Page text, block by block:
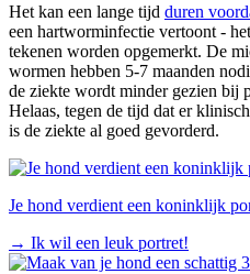
Het kan een lange tijd duren
een hartworminfectie vertoont -
tekenen worden opgemerkt. De
wormen hebben 5-7 maanden
de ziekte wordt minder gezien bij
Helaas, tegen de tijd dat er
is de ziekte al goed gevorderd.
Je hond verdient een koninklijk
→ Ik wil een leuk portret!